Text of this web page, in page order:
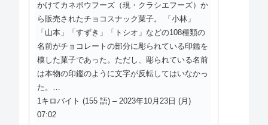
かけてカネボウフーズ（現・クラシエフーズ）か
ら販売されたチョコスナック菓子。 「小林」
「山本」「すずき」「トシオ」などの108種類の
名前がチョコレートの部分に彫られている印鑑を
模した菓子であった。ただし、彫られている名前
は本物の印鑑のように文字が反転してはいなかっ
た。…
1キロバイト (155 語) – 2023年10月23日 (月)
07:02